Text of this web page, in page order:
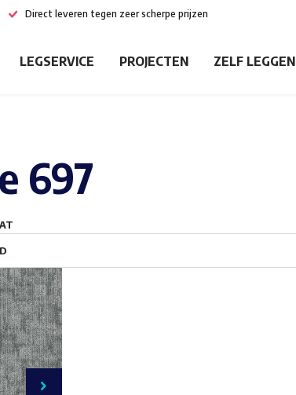
Direct leveren tegen zeer scherpe prijzen
LEGSERVICE PROJECTEN ZELF LEGGEN
697